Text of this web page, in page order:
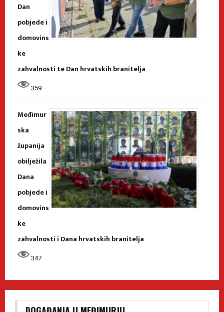
Dan
pobjede i
domovins
ke
zahvalnosti te Dan hrvatskih branitelja
359
Međimur
ska
županija
obilježila
Dana
pobjede i
domovins
ke
zahvalnosti i Dana hrvatskih branitelja
347